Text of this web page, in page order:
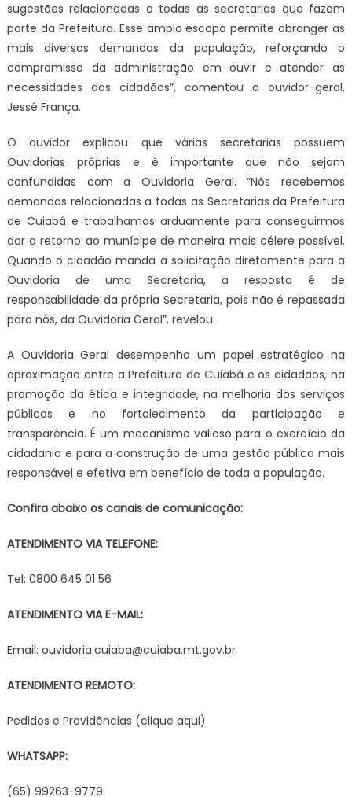
sugestões relacionadas a todas as secretarias que fazem
parte da Prefeitura. Esse amplo escopo permite abranger as
mais diversas demandas da população, reforçando o
compromisso da administração em ouvir e atender as
necessidades dos cidadãos”, comentou o ouvidor-geral,
Jessé França.
O ouvidor explicou que várias secretarias possuem
Ouvidorias próprias e é importante que não sejam
confundidas com a Ouvidoria Geral. “Nós recebemos
demandas relacionadas a todas as Secretarias da Prefeitura
de Cuiabá e trabalhamos arduamente para conseguirmos
dar o retorno ao munícipe de maneira mais célere possível.
Quando o cidadão manda a solicitação diretamente para a
Ouvidoria de uma Secretaria, a resposta é de
responsabilidade da própria Secretaria, pois não é repassada
para nós, da Ouvidoria Geral”, revelou.
A Ouvidoria Geral desempenha um papel estratégico na
aproximação entre a Prefeitura de Cuiabá e os cidadãos, na
promoção da ética e integridade, na melhoria dos serviços
públicos e no fortalecimento da participação e
transparência. É um mecanismo valioso para o exercício da
cidadania e para a construção de uma gestão pública mais
responsável e efetiva em benefício de toda a população.
Confira abaixo os canais de comunicação:
ATENDIMENTO VIA TELEFONE:
Tel: 0800 645 01 56
ATENDIMENTO VIA E-MAIL:
Email: ouvidoria.cuiaba@cuiaba.mt.gov.br
ATENDIMENTO REMOTO:
Pedidos e Providências (clique aqui)
WHATSAPP:
(65) 99263-9779